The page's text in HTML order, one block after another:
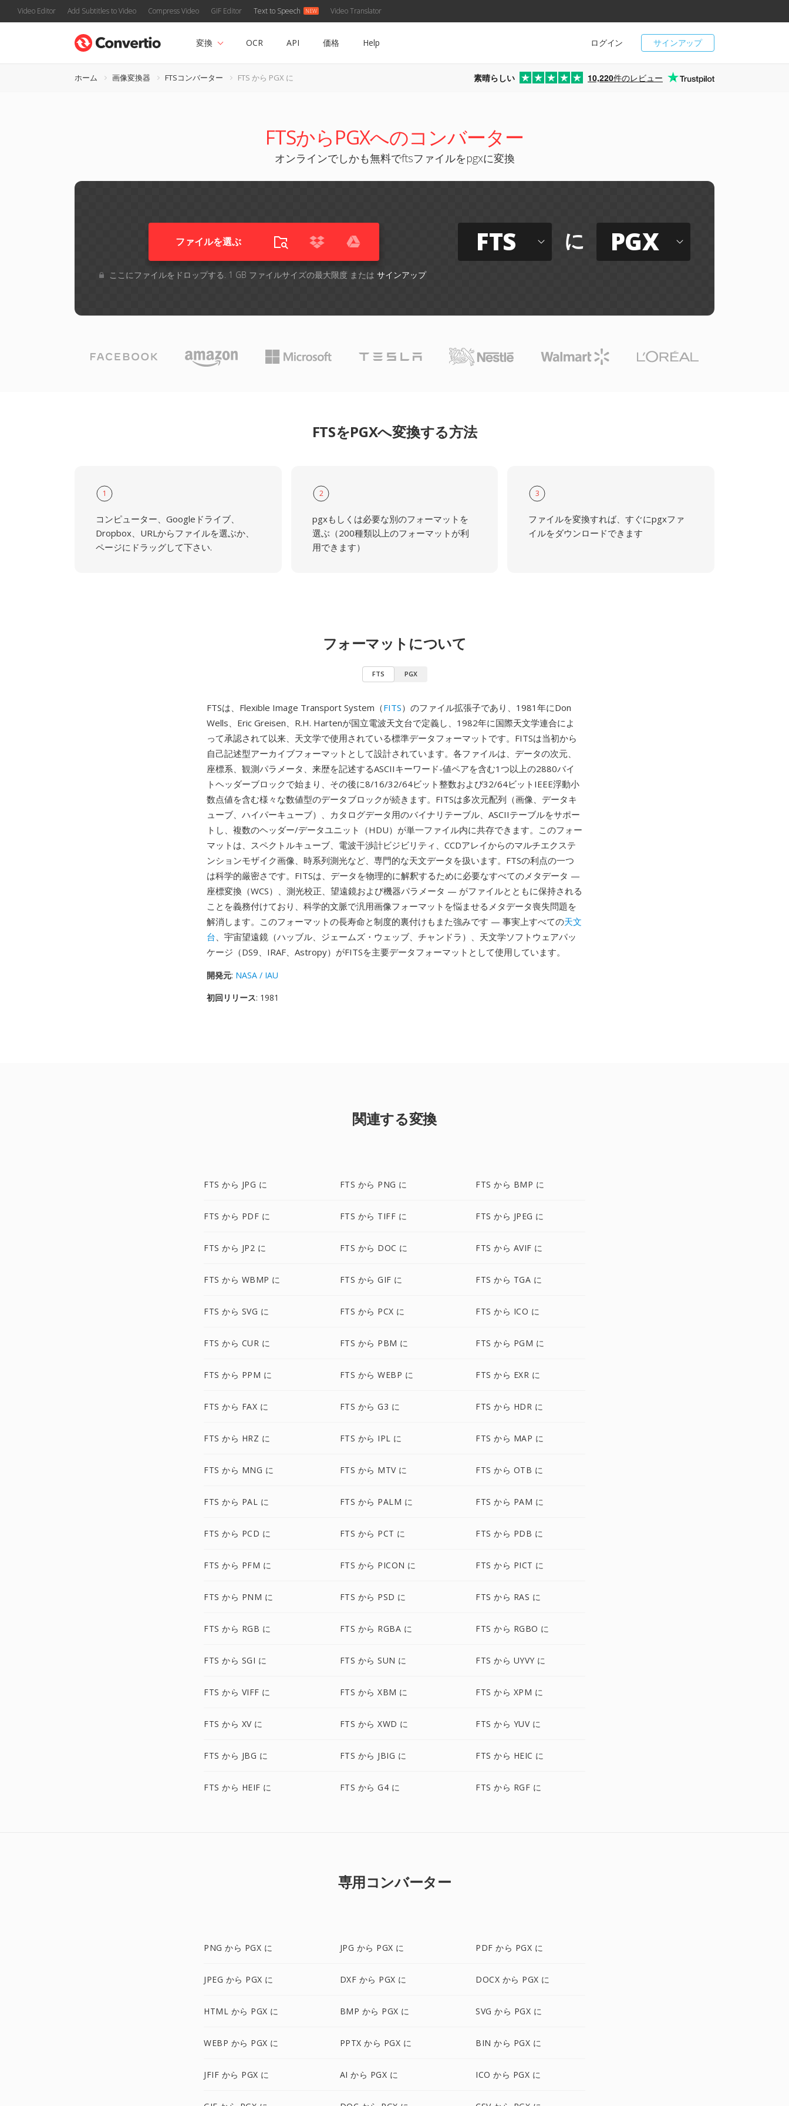
Video Editor Add Subtitles to Video Compress Video GIF Editor Text to Speech Video Translator
サインアップ
ログイン
変換 OCR API 価格 Help
ホーム 画像変換器 FTSコンバーター FTS から PGX に 素晴らしい 10,220件のレビュー
FTSからPGXへのコンバーター
オンラインでしかも無料でftsファイルをpgxに変換
ファイルを選ぶ
ここにファイルをドロップする. 1 GB ファイルサイズの最大限度 または サインアップ
FTS に PGX
FTSをPGXへ変換する方法
1
コンピューター、Googleドライブ、
Dropbox、URLからファイルを選ぶか、
ページにドラッグして下さい.
2
pgxもしくは必要な別のフォーマットを
選ぶ（200種類以上のフォーマットが利
用できます）
3
ファイルを変換すれば、すぐにpgxファ
イルをダウンロードできます
フォーマットについて
FTS PGX
FTSは、Flexible Image Transport System（FITS）のファイル拡張子であり、1981年にDon
Wells、Eric Greisen、R.H. Hartenが国立電波天文台で定義し、1982年に国際天文学連合によ
って承認されて以来、天文学で使用されている標準データフォーマットです。FITSは当初から
自己記述型アーカイブフォーマットとして設計されています。各ファイルは、データの次元、
座標系、観測パラメータ、来歴を記述するASCIIキーワード-値ペアを含む1つ以上の2880バイ
トヘッダーブロックで始まり、その後に8/16/32/64ビット整数および32/64ビットIEEE浮動小
数点値を含む様々な数値型のデータブロックが続きます。FITSは多次元配列（画像、データキ
ューブ、ハイパーキューブ）、カタログデータ用のバイナリテーブル、ASCIIテーブルをサポー
トし、複数のヘッダー/データユニット（HDU）が単一ファイル内に共存できます。このフォー
マットは、スペクトルキューブ、電波干渉計ビジビリティ、CCDアレイからのマルチエクステ
ンションモザイク画像、時系列測光など、専門的な天文データを扱います。FTSの利点の一つ
は科学的厳密さです。FITSは、データを物理的に解釈するために必要なすべてのメタデータ —
座標変換（WCS）、測光校正、望遠鏡および機器パラメータ — がファイルとともに保持される
ことを義務付けており、科学的文脈で汎用画像フォーマットを悩ませるメタデータ喪失問題を
解消します。このフォーマットの長寿命と制度的裏付けもまた強みです — 事実上すべての天文
台、宇宙望遠鏡（ハッブル、ジェームズ・ウェッブ、チャンドラ）、天文学ソフトウェアパッ
ケージ（DS9、IRAF、Astropy）がFITSを主要データフォーマットとして使用しています。
開発元: NASA / IAU
初回リリース: 1981
関連する変換
FTS から JPG に FTS から PNG に FTS から BMP に
FTS から PDF に FTS から TIFF に FTS から JPEG に
FTS から JP2 に FTS から DOC に FTS から AVIF に
FTS から WBMP に FTS から GIF に FTS から TGA に
FTS から SVG に FTS から PCX に FTS から ICO に
FTS から CUR に FTS から PBM に FTS から PGM に
FTS から PPM に FTS から WEBP に FTS から EXR に
FTS から FAX に FTS から G3 に FTS から HDR に
FTS から HRZ に FTS から IPL に FTS から MAP に
FTS から MNG に FTS から MTV に FTS から OTB に
FTS から PAL に FTS から PALM に FTS から PAM に
FTS から PCD に FTS から PCT に FTS から PDB に
FTS から PFM に FTS から PICON に FTS から PICT に
FTS から PNM に FTS から PSD に FTS から RAS に
FTS から RGB に FTS から RGBA に FTS から RGBO に
FTS から SGI に FTS から SUN に FTS から UYVY に
FTS から VIFF に FTS から XBM に FTS から XPM に
FTS から XV に FTS から XWD に FTS から YUV に
FTS から JBG に FTS から JBIG に FTS から HEIC に
FTS から HEIF に FTS から G4 に FTS から RGF に
専用コンバーター
PNG から PGX に JPG から PGX に PDF から PGX に
JPEG から PGX に DXF から PGX に DOCX から PGX に
HTML から PGX に BMP から PGX に SVG から PGX に
WEBP から PGX に PPTX から PGX に BIN から PGX に
JFIF から PGX に AI から PGX に ICO から PGX に